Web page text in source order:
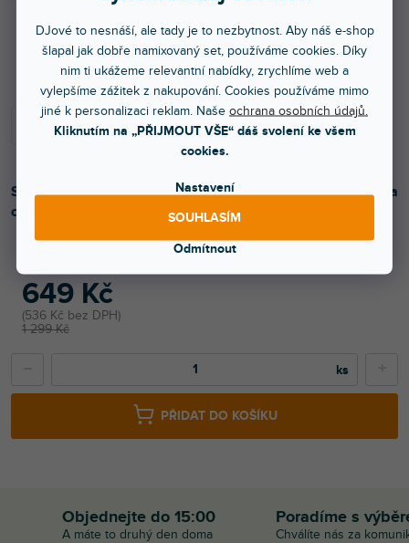
DJové to nesnáší, ale tady je to nezbytnost. Aby náš e-shop
šlapal jak dobře namixovaný set, používáme cookies. Díky
nim ti ukážeme relevantní nabídky, zrychlíme web a
vylepšíme zážitek z nakupování. Cookies používáme mimo
jiné k personalizaci reklam. Naše ochrana osobních údajů.
Kliknutím na „PŘIJMOUT VŠE“ dáš svolení ke všem
cookies.
Nastavení
Odmítnout
SOUHLASÍM
1 299 Kč
649 Kč
536 Kč bez DPH
Skladem na prodejně
PŘIDAT DO KOŠÍKU
Sada prodlužovacích kabelů pro světla s krytím IP65. Sada
obsahuje napájecí kabel 5 m a DMX kabel 5 m.
Objednejte do 15:00
A máte to druhý den doma
Poradíme s
Chválíte nás za